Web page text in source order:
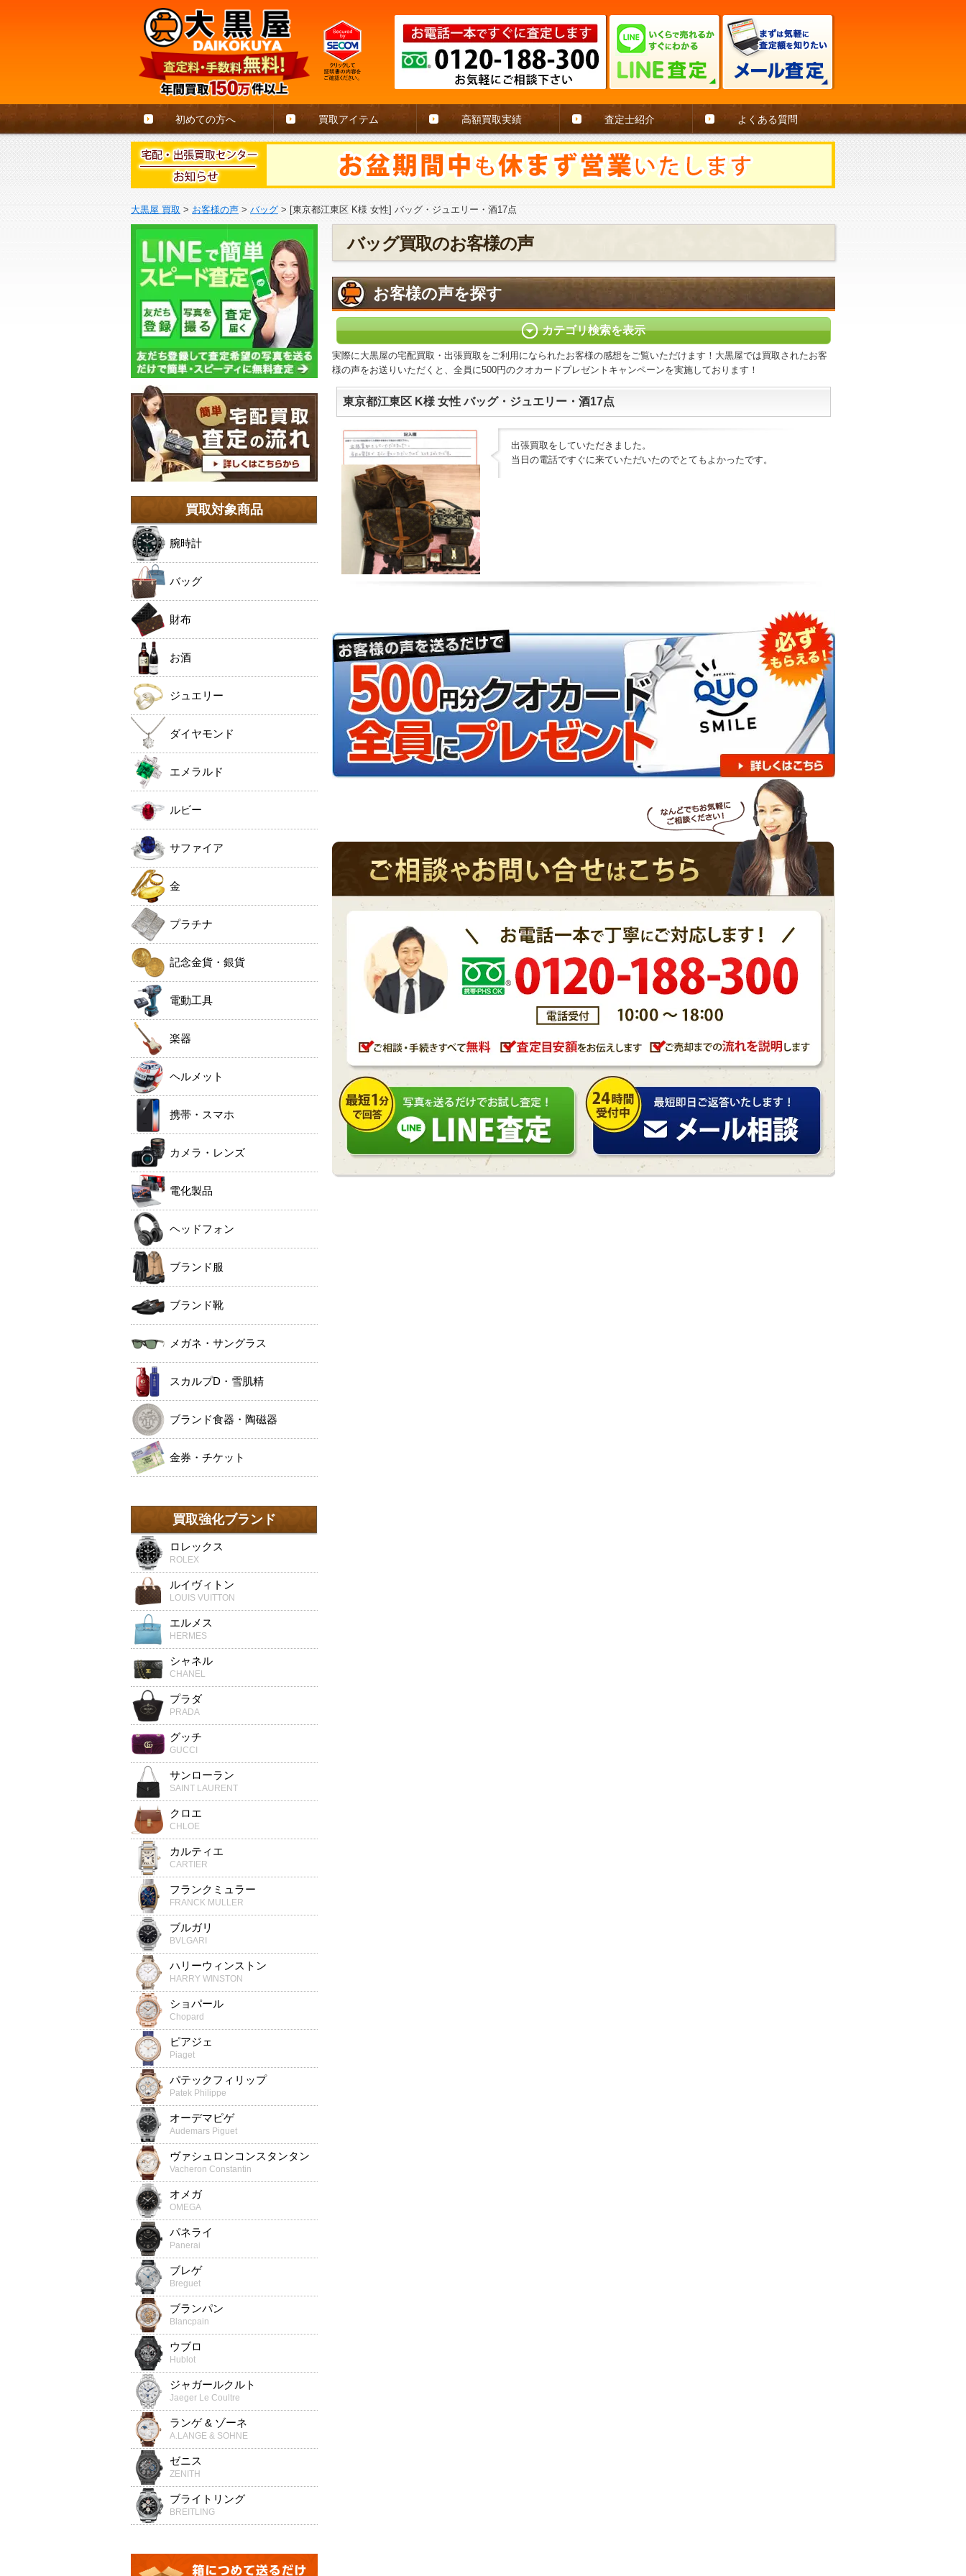
初めての方へ 買取アイテム 高額買取実績 査定士紹介 よくある質問
大黒屋 買取 > お客様の声 > バッグ > [東京都江東区 K様 女性] バッグ・ジュエリー・酒17点
バッグ買取のお客様の声
お客様の声を探す
カテゴリ検索を表示
実際に大黒屋の宅配買取・出張買取をご利用になられたお客様の感想をご覧いただけます！大黒屋では買取されたお客
様の声をお送りいただくと、全員に500円のクオカードプレゼントキャンペーンを実施しております！
東京都江東区 K様 女性 バッグ・ジュエリー・酒17点
出張買取をしていただきました。
当日の電話ですぐに来ていただいたのでとてもよかったです。
買取対象商品
腕時計
バッグ
財布
お酒
ジュエリー
ダイヤモンド
エメラルド
ルビー
サファイア
金
プラチナ
記念金貨・銀貨
電動工具
楽器
ヘルメット
携帯・スマホ
カメラ・レンズ
電化製品
ヘッドフォン
ブランド服
ブランド靴
メガネ・サングラス
スカルプD・雪肌精
ブランド食器・陶磁器
金券・チケット
買取強化ブランド
ロレックス
ROLEX
ルイヴィトン
LOUIS VUITTON
エルメス
HERMES
シャネル
CHANEL
プラダ
PRADA
グッチ
GUCCI
サンローラン
SAINT LAURENT
クロエ
CHLOE
カルティエ
CARTIER
フランクミュラー
FRANCK MULLER
ブルガリ
BVLGARI
ハリーウィンストン
HARRY WINSTON
ショパール
Chopard
ピアジェ
Piaget
パテックフィリップ
Patek Philippe
オーデマピゲ
Audemars Piguet
ヴァシュロンコンスタンタン
Vacheron Constantin
オメガ
OMEGA
パネライ
Panerai
ブレゲ
Breguet
ブランパン
Blancpain
ウブロ
Hublot
ジャガールクルト
Jaeger Le Coultre
ランゲ & ゾーネ
A.LANGE & SOHNE
ゼニス
ZENITH
ブライトリング
BREITLING